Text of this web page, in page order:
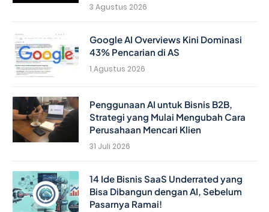
3 Agustus 2026
Google AI Overviews Kini Dominasi
43% Pencarian di AS
1 Agustus 2026
Penggunaan AI untuk Bisnis B2B,
Strategi yang Mulai Mengubah Cara
Perusahaan Mencari Klien
31 Juli 2026
14 Ide Bisnis SaaS Underrated yang
Bisa Dibangun dengan AI, Sebelum
Pasarnya Ramai!